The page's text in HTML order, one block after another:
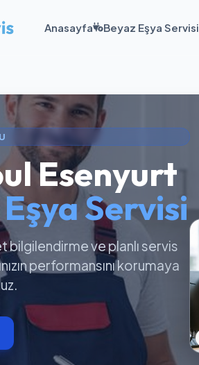
Anasayfa Beyaz Eşya Servisi
Esenyurt
Servisi
bilgilendirme ve planlı servis
performansını korumaya